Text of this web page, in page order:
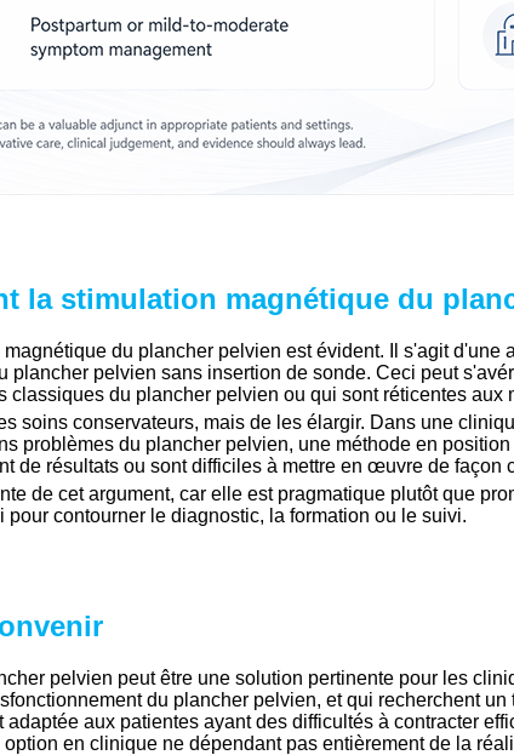
la stimulation magnétique du
du plancher pelvien est évident. Il s'agit
plancher pelvien sans insertion de sonde. Ceci peut
classiques du plancher pelvien ou qui sont réticentes aux
soins conservateurs, mais de les élargir. Dans une
problèmes du plancher pelvien, une méthode en
de résultats ou sont difficiles à mettre en œuvre de façon
de cet argument, car elle est pragmatique plutôt que
pour contourner le diagnostic, la formation ou le suivi.
pelvien peut être une solution pertinente pour les
du plancher pelvien, et qui recherchent
aux patientes ayant des difficultés à contracter
en clinique ne dépendant pas entièrement de la